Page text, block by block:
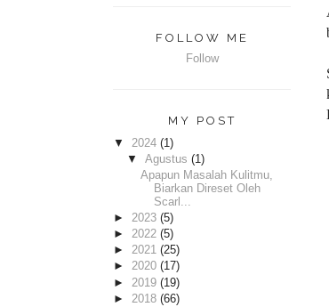
FOLLOW ME
Follow
MY POST
▼ 2024 (1)
▼Agustus(1)
Apapun Masalah Kulitmu,
Biarkan Direset Oleh
Scarl...
► 2023 (5)
► 2022 (5)
► 2021 (25)
► 2020 (17)
► 2019 (19)
► 2018 (66)